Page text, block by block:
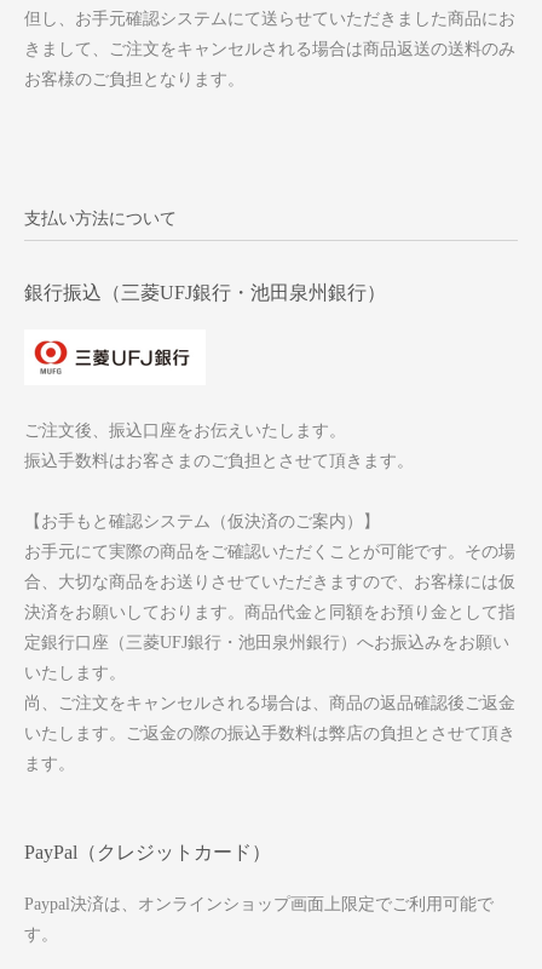
但し、お手元確認システムにて送らせていただきました商品にお
きまして、ご注文をキャンセルされる場合は商品返送の送料のみ
お客様のご負担となります。
支払い方法について
銀行振込（三菱UFJ銀行・池田泉州銀行）
ご注文後、振込口座をお伝えいたします。
振込手数料はお客さまのご負担とさせて頂きます。
【お手もと確認システム（仮決済のご案内）】
お手元にて実際の商品をご確認いただくことが可能です。その場
合、大切な商品をお送りさせていただきますので、お客様には仮
決済をお願いしております。商品代金と同額をお預り金として指
定銀行口座（三菱UFJ銀行・池田泉州銀行）へお振込みをお願い
いたします。
尚、ご注文をキャンセルされる場合は、商品の返品確認後ご返金
いたします。ご返金の際の振込手数料は弊店の負担とさせて頂き
ます。
PayPal（クレジットカード）
Paypal決済は、オンラインショップ画面上限定でご利用可能で
す。